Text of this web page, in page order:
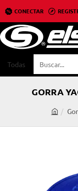
CONECTAR
Todas
Buscar...
GORRA
o